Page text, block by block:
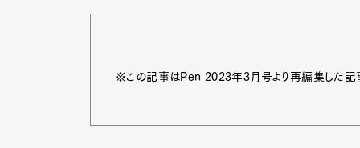
※この記事はPen 2023年3月号より再編集した記